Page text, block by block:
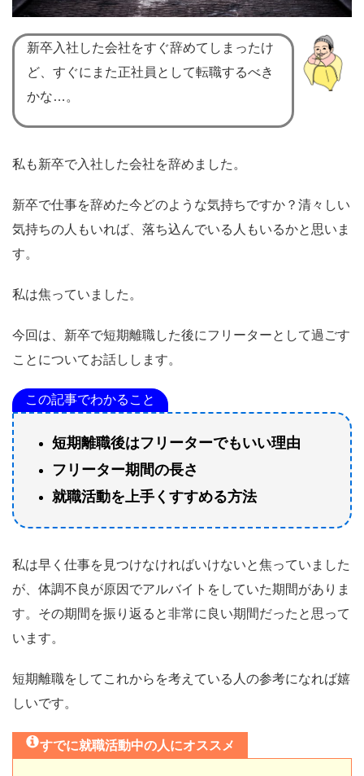
新卒入社した会社をすぐ辞めてしまったけ
ど、すぐにまた正社員として転職するべき
かな…。
私も新卒で入社した会社を辞めました。
新卒で仕事を辞めた今どのような気持ちですか？清々しい
気持ちの人もいれば、落ち込んでいる人もいるかと思いま
す。
私は焦っていました。
今回は、新卒で短期離職した後にフリーターとして過ごす
ことについてお話しします。
この記事でわかること
短期離職後はフリーターでもいい理由
フリーター期間の長さ
就職活動を上手くすすめる方法
私は早く仕事を見つけなければいけないと焦っていました
が、体調不良が原因でアルバイトをしていた期間がありま
す。その期間を振り返ると非常に良い期間だったと思って
います。
短期離職をしてこれからを考えている人の参考になれば嬉
しいです。
すでに就職活動中の人にオススメ